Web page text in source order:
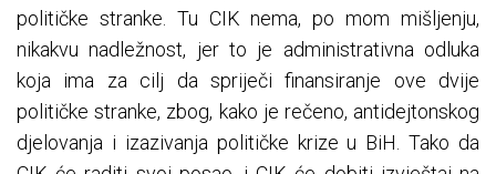
političke stranke. Tu CIK nema, po mom mišljenju,
nikakvu nadležnost, jer to je administrativna odluka
koja ima za cilj da spriječi finansiranje ove dvije
političke stranke, zbog, kako je rečeno, antidejtonskog
djelovanja i izazivanja političke krize u BiH. Tako da